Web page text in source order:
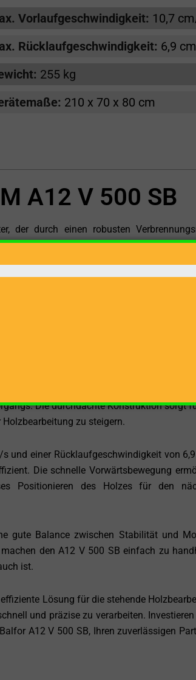
Vorlaufgeschwindigkeit: 10,7
Rücklaufgeschwindigkeit: 6,9
255 kg
210 x 70 x 80 cm
A12 V 500 SB
der durch einen robusten
eignet. Mit seinen beeindruckenden
die perfekte Lösung für all
der zuverlässig die benötigte Energie
Die Spaltkraft von 12 Tonnen stellt sicher,
dieser Holzspalter sich sowohl für den
komfortable Arbeitsposition, sondern
Die durchdachte Konstruktion sorgt
zu steigern.
und einer Rücklaufgeschwindigkeit von
Die schnelle Vorwärtsbewegung
Positionieren des Holzes für den
gute Balance zwischen Stabilität und
den A12 V 500 SB einfach zu
ist.
Lösung für die stehende
und präzise zu verarbeiten. Investieren
A12 V 500 SB, Ihren zuverlässigen